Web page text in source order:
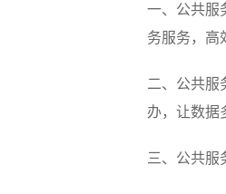
一、公共服
务服务，高
二、公共服
办，让数据
三、公共服